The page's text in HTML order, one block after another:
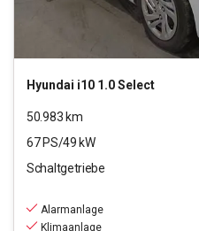
Hyundai i10 1.0 Select
50.983 km
67PS/49 kW
Schaltgetriebe
Alarmanlage
Klimaanlage